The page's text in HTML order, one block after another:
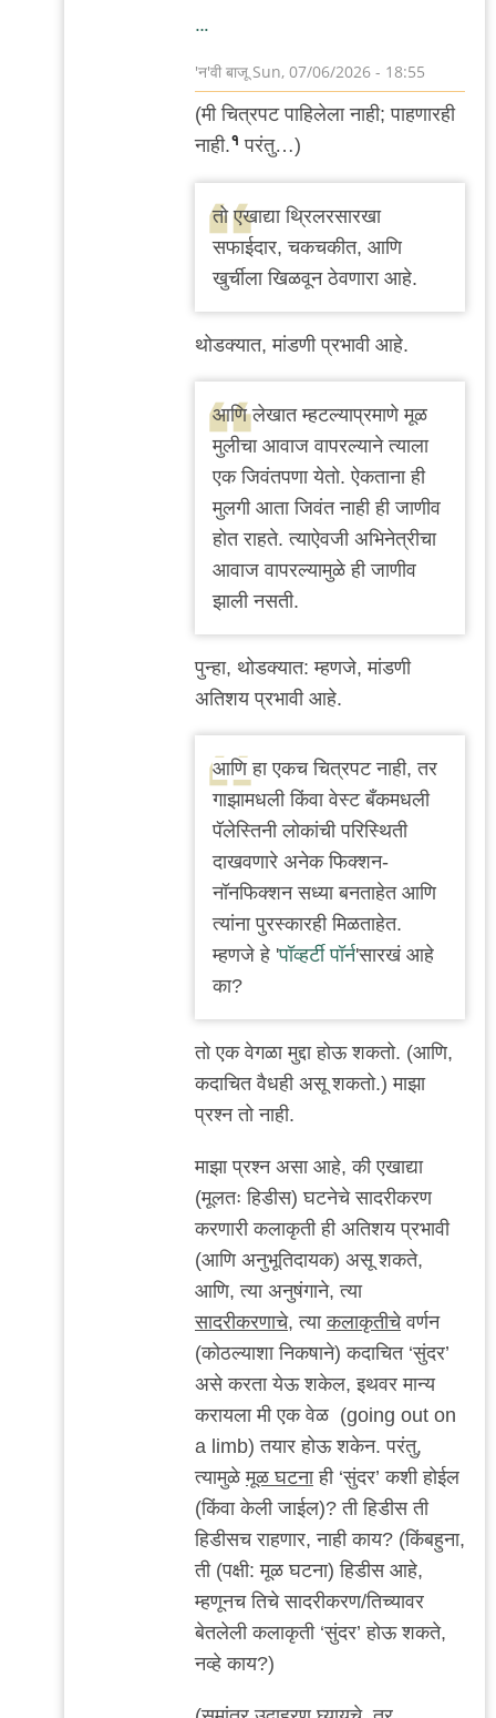
…
'न'वी बाजूSun, 07/06/2026 - 18:55
In
reply
मानवी
शोकांतिका
by
चिंतातुर
जंतू
(मी चित्रपट पाहिलेला नाही; पाहणारही
नाही.१ परंतु…)
तो एखाद्या थ्रिलरसारखा
सफाईदार, चकचकीत, आणि
खुर्चीला खिळवून ठेवणारा आहे.
थोडक्यात, मांडणी प्रभावी आहे.
आणि लेखात म्हटल्याप्रमाणे मूळ
मुलीचा आवाज वापरल्याने त्याला
एक जिवंतपणा येतो. ऐकताना ही
मुलगी आता जिवंत नाही ही जाणीव
होत राहते. त्याऐवजी अभिनेत्रीचा
आवाज वापरल्यामुळे ही जाणीव
झाली नसती.
पुन्हा, थोडक्यात: म्हणजे, मांडणी
अतिशय प्रभावी आहे.
आणि हा एकच चित्रपट नाही, तर
गाझामधली किंवा वेस्ट बँकमधली
पॅलेस्तिनी लोकांची परिस्थिती
दाखवणारे अनेक फिक्शन-
नॉनफिक्शन सध्या बनताहेत आणि
त्यांना पुरस्कारही मिळताहेत.
म्हणजे हे 'पॉव्हर्टी पॉर्न'सारखं आहे
का?
तो एक वेगळा मुद्दा होऊ शकतो. (आणि,
कदाचित वैधही असू शकतो.) माझा
प्रश्न तो नाही.
माझा प्रश्न असा आहे, की एखाद्या
(मूलतः हिडीस) घटनेचे सादरीकरण
करणारी कलाकृती ही अतिशय प्रभावी
(आणि अनुभूतिदायक) असू शकते,
आणि, त्या अनुषंगाने, त्या
सादरीकरणाचे, त्याकलाकृतीचेवर्णन
(कोठल्याशा निकषाने) कदाचित ‘सुंदर’
असे करता येऊ शकेल, इथवर मान्य
करायला मी एक वेळ (going out on
a limb) तयार होऊ शकेन. परंतु,
त्यामुळेमूळ घटनाही ‘सुंदर’ कशी होईल
(किंवा केली जाईल)? ती हिडीस ती
हिडीसच राहणार, नाही काय? (किंबहुना,
ती (पक्षी: मूळ घटना) हिडीस आहे,
म्हणूनच तिचे सादरीकरण/तिच्यावर
बेतलेली कलाकृती ‘सुंदर’ होऊ शकते,
नव्हे काय?)